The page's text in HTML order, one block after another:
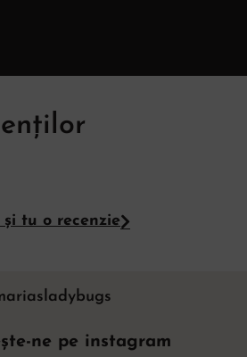
și tu o recenzie
ne pe instagram